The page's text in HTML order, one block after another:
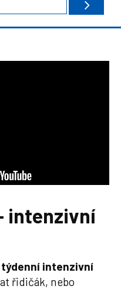
intenzivní
týdenní intenzivní
řidičák, nebo